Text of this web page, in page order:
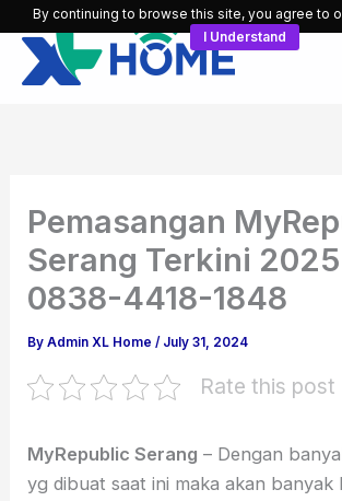
Skip
content
Pemasangan
Serang Terkini 2025
0838-4418-1848
ByAdmin XL Home/ July 31, 2024
Rate this post
MyRepublic Serang – Dengan
yg dibuat saat ini maka akan banyak
By continuing to browse this site, you agree to
I Understand